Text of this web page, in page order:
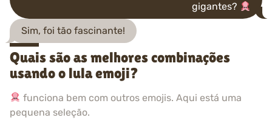
gigantes?
Sim, foi tão fascinante!
Quais são as melhores combinações
usando o lula emoji?
funciona bem com outros emojis. Aqui está uma
pequena seleção.